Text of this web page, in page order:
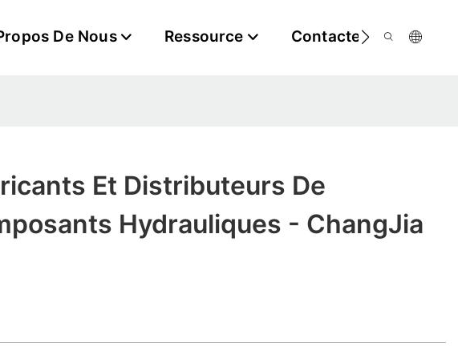
De Nous Ressource Contactez-Nous
Et Distributeurs De
Hydrauliques - ChangJia